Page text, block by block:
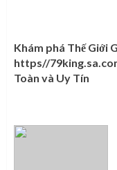
Khám phá Thế Giới
https//
Toàn và Uy Tín